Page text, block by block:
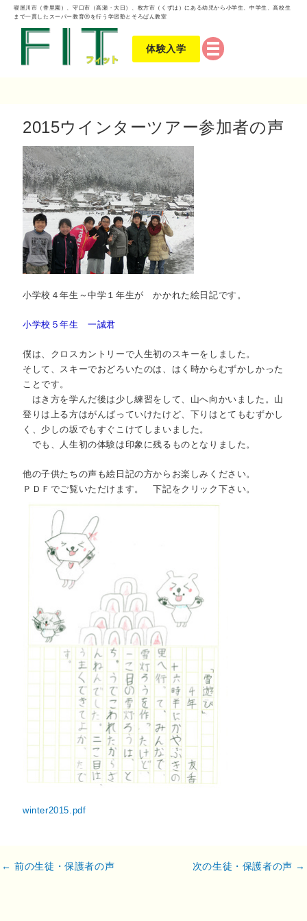
寝屋川市（香里園）、守口市（高瀬・大日）、枚方市（くずは）にある幼児から小学生、中学生、高校生
まで一貫したスーパー教育Ⓡを行う学習塾とそろばん教室
体験入学
2015ウインターツアー参加者の声
小学校４年生～中学１年生が かかれた絵日記です。
小学校５年生 一誠君
僕は、クロスカントリーで人生初のスキーをしました。
そして、スキーでおどろいたのは、はく時からむずかしかった
ことです。
はき方を学んだ後は少し練習をして、山へ向かいました。山
登りは上る方はがんばっていけたけど、下りはとてもむずかし
く、少しの坂でもすぐこけてしまいました。
でも、人生初の体験は印象に残るものとなりました。
他の子供たちの声も絵日記の方からお楽しみください。
ＰＤＦでご覧いただけます。 下記をクリック下さい。
winter2015.pdf
← 前の生徒・保護者の声 次の生徒・保護者の声 →